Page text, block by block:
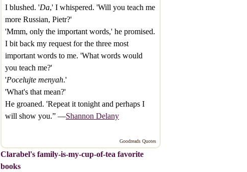
I blushed. 'Da,' I whispered. 'Will you teach me
more Russian, Pietr?'
'Mmm, only the important words,' he promised.
I bit back my request for the three most
important words to me. 'What words would
you teach me?'
'Pocelujte menyah.'
'What's that mean?'
He groaned. 'Repeat it tonight and perhaps I
will show you.” —Shannon Delany
Goodreads Quotes
Clarabel's family-is-my-cup-of-tea favorite
books